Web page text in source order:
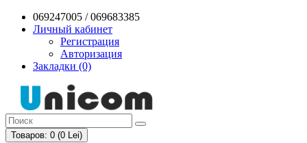
069247005 / 069683385
Личный кабинет
Регистрация
Авторизация
Закладки (0)
Товаров: 0 (0 Lei)